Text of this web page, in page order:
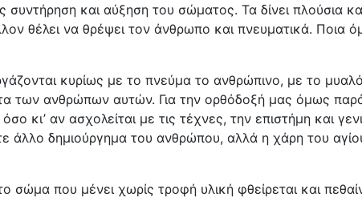
και αύξηση του σώματος. Τα δίνει πλούσια
θέλει να θρέψει τον άνθρωπο και πνευματικά. Ποια
κυρίως με το πνεύμα το ανθρώπινο, με το
των ανθρώπων αυτών. Για την ορθόδοξή μας όμως
αν ασχολείται με τις τέχνες, την επιστήμη και
άλλο δημιούργημα του ανθρώπου, αλλά η χάρη του
που μένει χωρίς τροφή υλική φθείρεται και